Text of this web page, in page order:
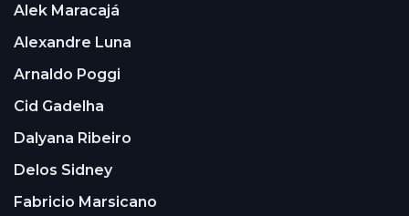
Alek Maracajá
Alexandre Luna
Arnaldo Poggi
Cid Gadelha
Dalyana Ribeiro
Delos Sidney
Fabricio Marsicano